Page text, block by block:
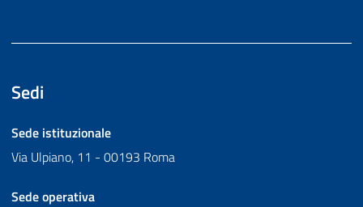
Sedi
Sede istituzionale
Via Ulpiano, 11 - 00193 Roma
Sede operativa